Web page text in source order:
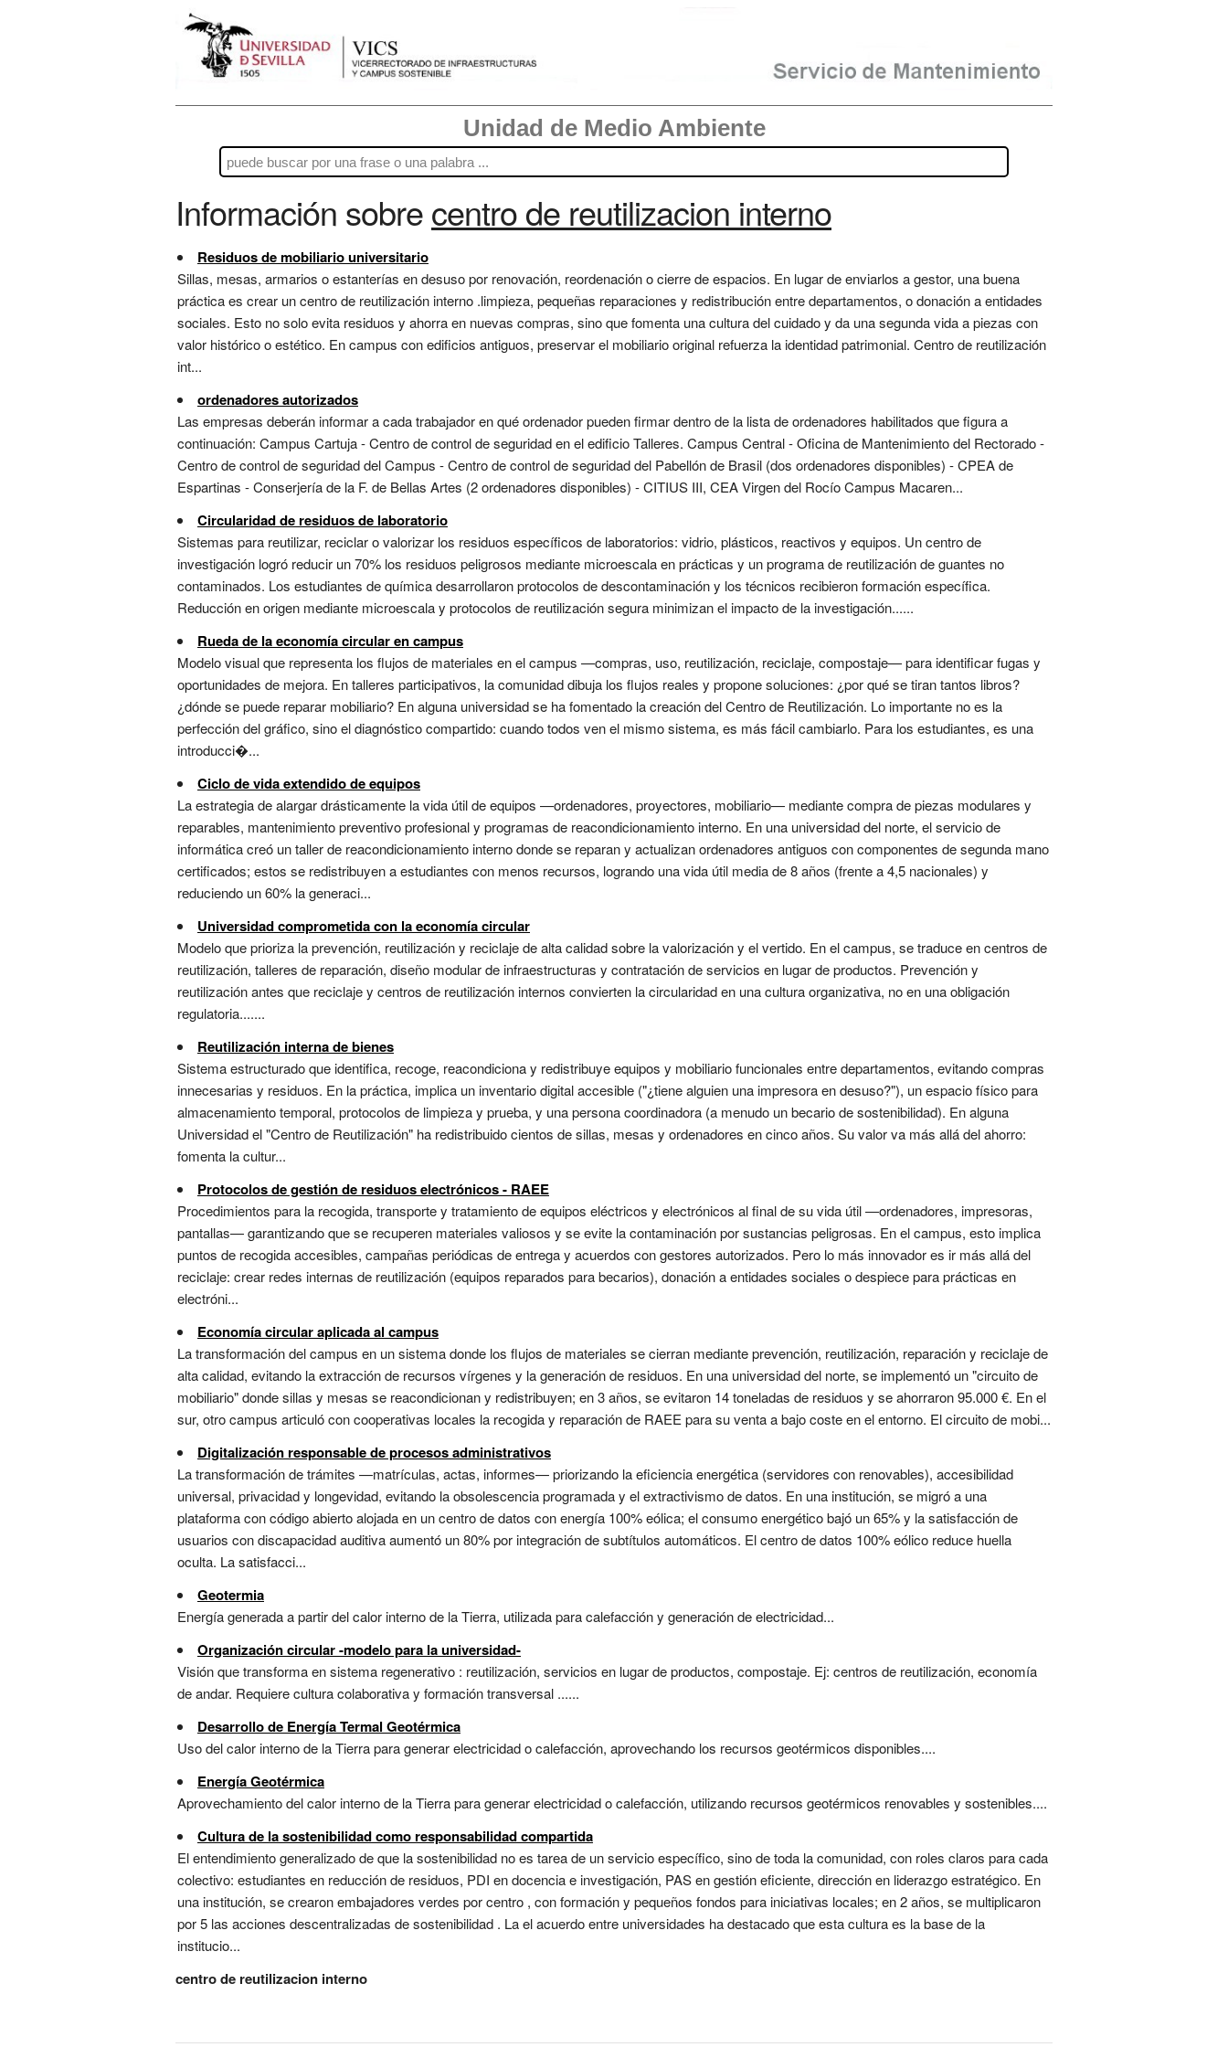
Unidad de Medio Ambiente
Información sobrecentro de reutilizacion interno
Residuos de mobiliario universitario
Sillas, mesas, armarios o estanterías en desuso por renovación, reordenación o cierre de espacios. En lugar de enviarlos a gestor, una buena
práctica es crear un centro de reutilización interno .limpieza, pequeñas reparaciones y redistribución entre departamentos, o donación a entidades
sociales. Esto no solo evita residuos y ahorra en nuevas compras, sino que fomenta una cultura del cuidado y da una segunda vida a piezas con
valor histórico o estético. En campus con edificios antiguos, preservar el mobiliario original refuerza la identidad patrimonial. Centro de reutilización
int...
ordenadores autorizados
Las empresas deberán informar a cada trabajador en qué ordenador pueden firmar dentro de la lista de ordenadores habilitados que figura a
continuación: Campus Cartuja - Centro de control de seguridad en el edificio Talleres. Campus Central - Oficina de Mantenimiento del Rectorado -
Centro de control de seguridad del Campus - Centro de control de seguridad del Pabellón de Brasil (dos ordenadores disponibles) - CPEA de
Espartinas - Conserjería de la F. de Bellas Artes (2 ordenadores disponibles) - CITIUS III, CEA Virgen del Rocío Campus Macaren...
Circularidad de residuos de laboratorio
Sistemas para reutilizar, reciclar o valorizar los residuos específicos de laboratorios: vidrio, plásticos, reactivos y equipos. Un centro de
investigación logró reducir un 70% los residuos peligrosos mediante microescala en prácticas y un programa de reutilización de guantes no
contaminados. Los estudiantes de química desarrollaron protocolos de descontaminación y los técnicos recibieron formación específica.
Reducción en origen mediante microescala y protocolos de reutilización segura minimizan el impacto de la investigación......
Rueda de la economía circular en campus
Modelo visual que representa los flujos de materiales en el campus —compras, uso, reutilización, reciclaje, compostaje— para identificar fugas y
oportunidades de mejora. En talleres participativos, la comunidad dibuja los flujos reales y propone soluciones: ¿por qué se tiran tantos libros?
¿dónde se puede reparar mobiliario? En alguna universidad se ha fomentado la creación del Centro de Reutilización. Lo importante no es la
perfección del gráfico, sino el diagnóstico compartido: cuando todos ven el mismo sistema, es más fácil cambiarlo. Para los estudiantes, es una
introducci�...
Ciclo de vida extendido de equipos
La estrategia de alargar drásticamente la vida útil de equipos —ordenadores, proyectores, mobiliario— mediante compra de piezas modulares y
reparables, mantenimiento preventivo profesional y programas de reacondicionamiento interno. En una universidad del norte, el servicio de
informática creó un taller de reacondicionamiento interno donde se reparan y actualizan ordenadores antiguos con componentes de segunda mano
certificados; estos se redistribuyen a estudiantes con menos recursos, logrando una vida útil media de 8 años (frente a 4,5 nacionales) y
reduciendo un 60% la generaci...
Universidad comprometida con la economía circular
Modelo que prioriza la prevención, reutilización y reciclaje de alta calidad sobre la valorización y el vertido. En el campus, se traduce en centros de
reutilización, talleres de reparación, diseño modular de infraestructuras y contratación de servicios en lugar de productos. Prevención y
reutilización antes que reciclaje y centros de reutilización internos convierten la circularidad en una cultura organizativa, no en una obligación
regulatoria.......
Reutilización interna de bienes
Sistema estructurado que identifica, recoge, reacondiciona y redistribuye equipos y mobiliario funcionales entre departamentos, evitando compras
innecesarias y residuos. En la práctica, implica un inventario digital accesible ("¿tiene alguien una impresora en desuso?"), un espacio físico para
almacenamiento temporal, protocolos de limpieza y prueba, y una persona coordinadora (a menudo un becario de sostenibilidad). En alguna
Universidad el "Centro de Reutilización" ha redistribuido cientos de sillas, mesas y ordenadores en cinco años. Su valor va más allá del ahorro:
fomenta la cultur...
Protocolos de gestión de residuos electrónicos - RAEE
Procedimientos para la recogida, transporte y tratamiento de equipos eléctricos y electrónicos al final de su vida útil —ordenadores, impresoras,
pantallas— garantizando que se recuperen materiales valiosos y se evite la contaminación por sustancias peligrosas. En el campus, esto implica
puntos de recogida accesibles, campañas periódicas de entrega y acuerdos con gestores autorizados. Pero lo más innovador es ir más allá del
reciclaje: crear redes internas de reutilización (equipos reparados para becarios), donación a entidades sociales o despiece para prácticas en
electróni...
Economía circular aplicada al campus
La transformación del campus en un sistema donde los flujos de materiales se cierran mediante prevención, reutilización, reparación y reciclaje de
alta calidad, evitando la extracción de recursos vírgenes y la generación de residuos. En una universidad del norte, se implementó un "circuito de
mobiliario" donde sillas y mesas se reacondicionan y redistribuyen; en 3 años, se evitaron 14 toneladas de residuos y se ahorraron 95.000 €. En el
sur, otro campus articuló con cooperativas locales la recogida y reparación de RAEE para su venta a bajo coste en el entorno. El circuito de mobi...
Digitalización responsable de procesos administrativos
La transformación de trámites —matrículas, actas, informes— priorizando la eficiencia energética (servidores con renovables), accesibilidad
universal, privacidad y longevidad, evitando la obsolescencia programada y el extractivismo de datos. En una institución, se migró a una
plataforma con código abierto alojada en un centro de datos con energía 100% eólica; el consumo energético bajó un 65% y la satisfacción de
usuarios con discapacidad auditiva aumentó un 80% por integración de subtítulos automáticos. El centro de datos 100% eólico reduce huella
oculta. La satisfacci...
Geotermia
Energía generada a partir del calor interno de la Tierra, utilizada para calefacción y generación de electricidad...
Organización circular -modelo para la universidad-
Visión que transforma en sistema regenerativo : reutilización, servicios en lugar de productos, compostaje. Ej: centros de reutilización, economía
de andar. Requiere cultura colaborativa y formación transversal ......
Desarrollo de Energía Termal Geotérmica
Uso del calor interno de la Tierra para generar electricidad o calefacción, aprovechando los recursos geotérmicos disponibles....
Energía Geotérmica
Aprovechamiento del calor interno de la Tierra para generar electricidad o calefacción, utilizando recursos geotérmicos renovables y sostenibles....
Cultura de la sostenibilidad como responsabilidad compartida
El entendimiento generalizado de que la sostenibilidad no es tarea de un servicio específico, sino de toda la comunidad, con roles claros para cada
colectivo: estudiantes en reducción de residuos, PDI en docencia e investigación, PAS en gestión eficiente, dirección en liderazgo estratégico. En
una institución, se crearon embajadores verdes por centro , con formación y pequeños fondos para iniciativas locales; en 2 años, se multiplicaron
por 5 las acciones descentralizadas de sostenibilidad . La el acuerdo entre universidades ha destacado que esta cultura es la base de la
institucio...
centro de reutilizacion interno